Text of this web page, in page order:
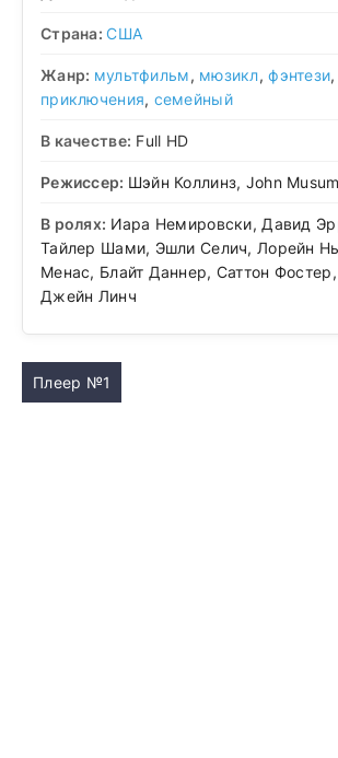
Страна:США
Жанр: мультфильм, мюзикл,фэнтези,
приключения, семейный
В качестве: Full HD
Режиссер: Шэйн Коллинз, John
В ролях: Иара Немировски, Давид
Тайлер Шами, Эшли Селич, Лорейн
Менас, Блайт Даннер, Саттон
Джейн Линч
Плеер №1